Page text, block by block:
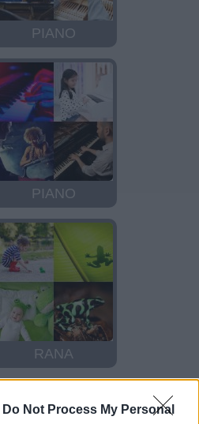
Do Not Process My Personal
PIANO
PIANO
RANA